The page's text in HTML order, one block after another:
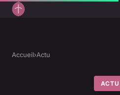
Accueil›Actu
ACTU